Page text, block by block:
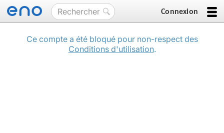
Connexion
Ce compte a été bloqué pour non-respect des
Conditions d'utilisation.